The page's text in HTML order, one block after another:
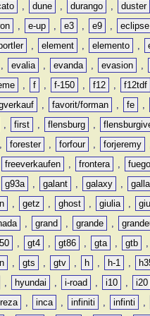
, dune , durango , duster
, e-up , e3 , e9 , eclipse
, element , elemento ,
, evalia , evanda , evasion ,
, f , f-150 , f12 , f12tdf
, favorit/forman , fe ,
, first , flensburg ,
, forester , forfour , forjeremy
freeverkaufen , frontera , fuego
g93a , galant , galaxy ,
, getz , ghost , giulia ,
, grand , grande ,
, gt4 , gt86 , gta , gtb ,
, gts , gtv , h , h-1 ,
, hyundai , i-road , i10 , i20
, inca , infiniti , infinti ,